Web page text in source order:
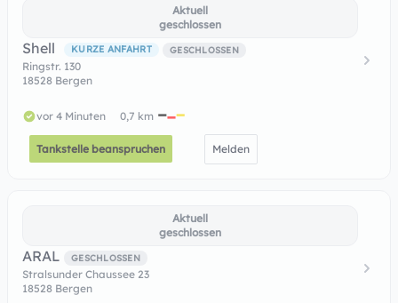
Aktuell
geschlossen
Shell KURZE ANFAHRT GESCHLOSSEN
Ringstr. 130
18528 Bergen
vor 4 Minuten 0,7 km
Tankstelle beanspruchen Melden
Aktuell
geschlossen
ARAL GESCHLOSSEN
Stralsunder Chaussee 23
18528 Bergen